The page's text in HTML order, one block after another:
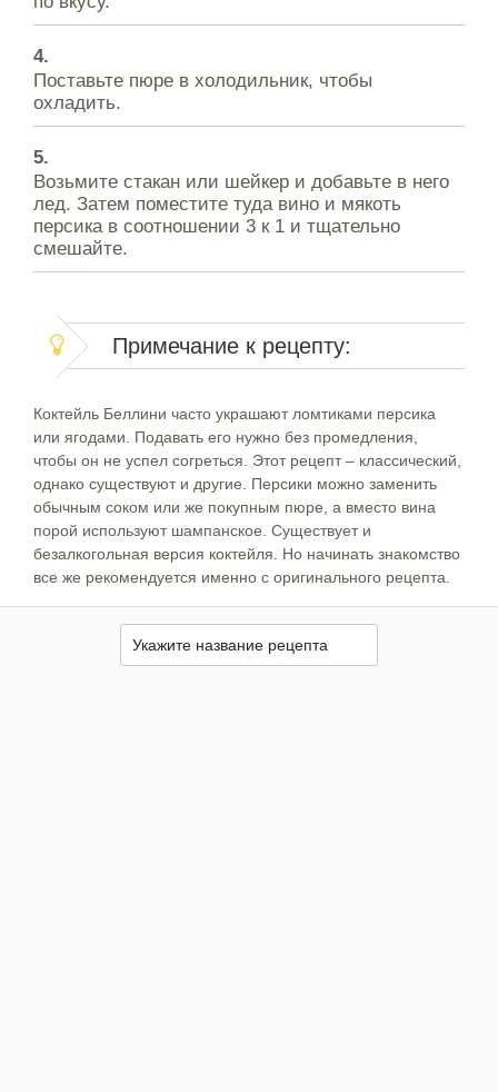
Поставьте пюре в холодильник, чтобы
охладить.
Возьмите стакан или шейкер и добавьте в него
лед. Затем поместите туда вино и мякоть
персика в соотношении 3 к 1 и тщательно
смешайте.
Примечание к рецепту:
Коктейль Беллини часто украшают ломтиками персика
или ягодами. Подавать его нужно без промедления,
чтобы он не успел согреться. Этот рецепт – классический,
однако существуют и другие. Персики можно заменить
обычным соком или же покупным пюре, а вместо вина
порой используют шампанское. Существует и
безалкогольная версия коктейля. Но начинать знакомство
все же рекомендуется именно с оригинального рецепта.